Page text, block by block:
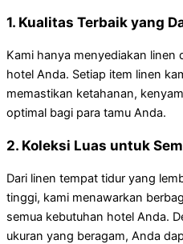
1. Kualitas Terbaik yang
Kami hanya menyediakan linen
hotel Anda. Setiap item linen
memastikan ketahanan,
optimal bagi para tamu Anda.
2. Koleksi Luas untuk
Dari linen tempat tidur yang
tinggi, kami menawarkan
semua kebutuhan hotel Anda.
ukuran yang beragam, Anda